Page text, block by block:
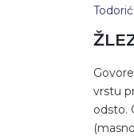
Todorić
vrstu
odsto.